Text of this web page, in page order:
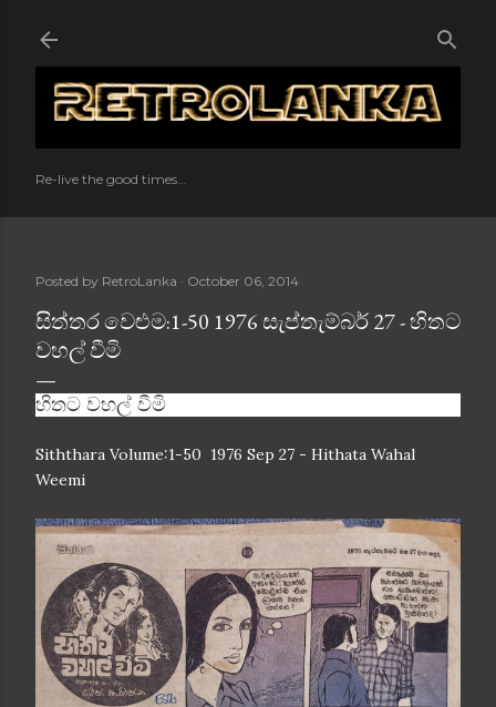
Re-live the good times...
Posted by RetroLanka October 06, 2014
සිත්තර වෙළුම:1-50 1976 සැප්තැම්බර් 27 - හිතට
වහල් වීමි
හිතට වහල් වීමි
Siththara Volume:1-50 1976 Sep 27 - Hithata Wahal
Weemi